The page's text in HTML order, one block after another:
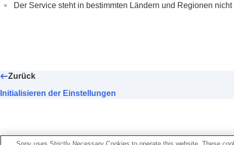
Der Service steht in bestimmten Ländern und Regionen nicht
Zurück
Initialisieren der Einstellungen